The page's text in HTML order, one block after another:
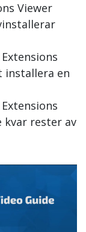
Viewer
installera en
kvar rester av